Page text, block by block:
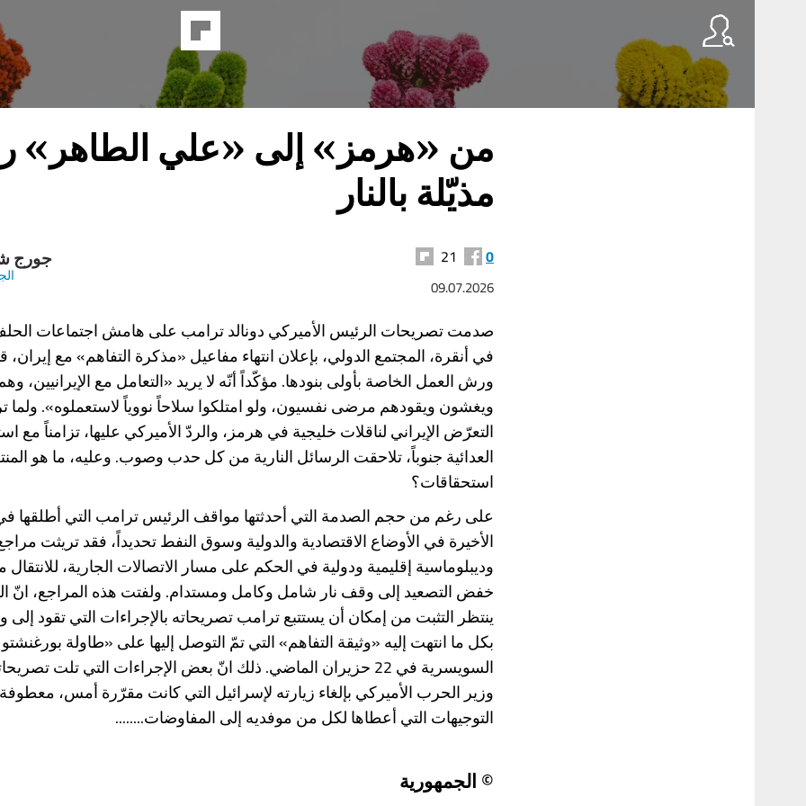
من «هرمز» إلى «علي الطاهر»
مذيّلة بالنار
جورج 21 0
09.07.2026
صدمت تصريحات الرئيس الأميركي دونالد ترامب على هامش اجتماعات
في أنقرة، المجتمع الدولي، بإعلان انتهاء مفاعيل «مذكرة التفاهم» مع
ورش العمل الخاصة بأولى بنودها. مؤكّداً أنّه لا يريد «التعامل مع الإيرانيين،
ويغشون ويقودهم مرضى نفسيون، ولو امتلكوا سلاحاً نووياً لاستعملوه».
التعرّض الإيراني لناقلات خليجية في هرمز، والردّ الأميركي عليها، تزامناً مع
العدائية جنوباً، تلاحقت الرسائل النارية من كل حدب وصوب. وعليه، ما هو
استحقاقات؟
على رغم من حجم الصدمة التي أحدثتها مواقف الرئيس ترامب التي أطلقها
الأخيرة في الأوضاع الاقتصادية والدولية وسوق النفط تحديداً، فقد تريثت
وديبلوماسية إقليمية ودولية في الحكم على مسار الاتصالات الجارية،
خفض التصعيد إلى وقف نار شامل وكامل ومستدام. ولفتت هذه المراجع، انّ
ينتظر التثبت من إمكان أن يستتبع ترامب تصريحاته بالإجراءات التي تقود
بكل ما انتهت إليه «وثيقة التفاهم» التي تمّ التوصل إليها على «طاولة
السويسرية في 22 حزيران الماضي. ذلك انّ بعض الإجراءات التي تلت
وزير الحرب الأميركي بإلغاء زيارته لإسرائيل التي كانت مقرّرة أمس،
التوجيهات التي أعطاها لكل من موفديه إلى المفاوضات........
© الجمهورية